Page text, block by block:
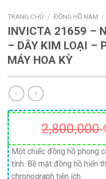
TRANG CHỦ / ĐỒNG HỒ NAM /
INVICTA 21659 –
– DÂY KIM LOẠI –
MÁY HOA KỲ
2,800,000
Một chiếc đồng hồ phong
tính. Bề mặt đồng hồ hiển
chronograph tiện ích.